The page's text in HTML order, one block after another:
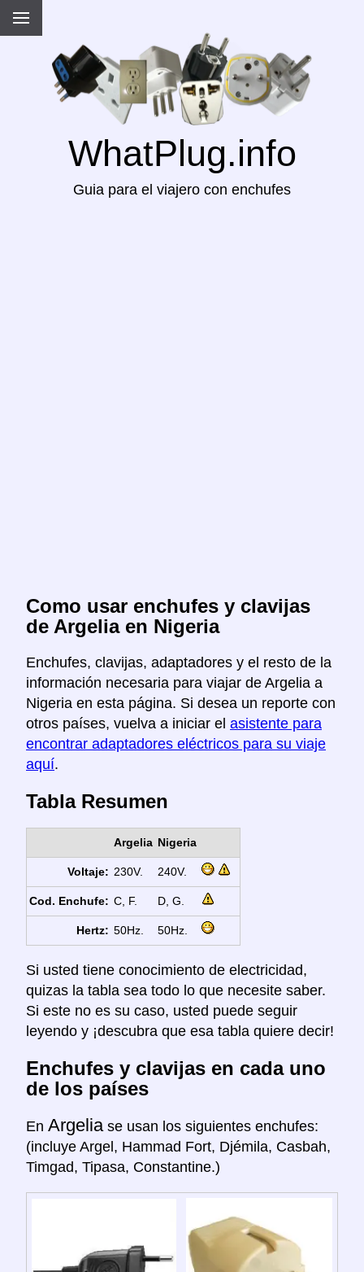
WhatPlug.info
Guia para el viajero con enchufes
Como usar enchufes y clavijas
de Argelia en Nigeria
Enchufes, clavijas, adaptadores y el resto de la
información necesaria para viajar de Argelia a
Nigeria en esta página. Si desea un reporte con
otros países, vuelva a iniciar el asistente para
encontrar adaptadores eléctricos para su viaje
aquí.
Tabla Resumen
Argelia Nigeria
Voltaje: 230V. 240V.
Cod. Enchufe: C, F. D, G.
Hertz: 50Hz. 50Hz.
Si usted tiene conocimiento de electricidad,
quizas la tabla sea todo lo que necesite saber.
Si este no es su caso, usted puede seguir
leyendo y ¡descubra que esa tabla quiere decir!
Enchufes y clavijas en cada uno
de los países
En Argelia se usan los siguientes enchufes:
(incluye Argel, Hammad Fort, Djémila, Casbah,
Timgad, Tipasa, Constantine.)